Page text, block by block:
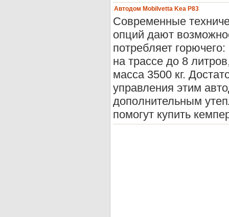
Автодом Mobilvetta Kea P83
Современные
опций дают
потребляет
на трассе до 8
масса 3500 кг.
управления этим
дополнительным
помогут купить